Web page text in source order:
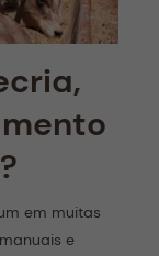
em muitas
e